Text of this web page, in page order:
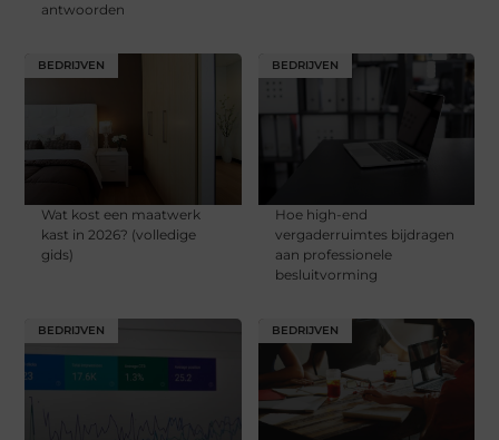
antwoorden
BEDRIJVEN
Wat kost een maatwerk
kast in 2026? (volledige
gids)
BEDRIJVEN
Hoe high-end
vergaderruimtes bijdragen
aan professionele
besluitvorming
BEDRIJVEN BEDRIJVEN